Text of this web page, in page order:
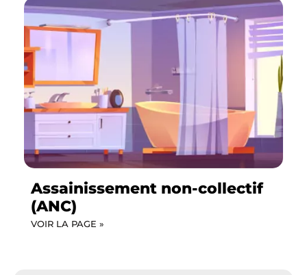
Assainissement non-collectif
(ANC)
VOIR LA PAGE »